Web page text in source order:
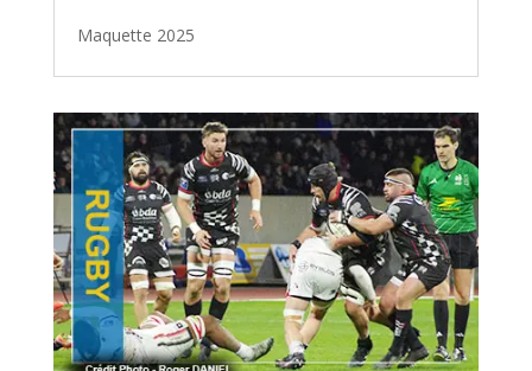
Maquette 2025